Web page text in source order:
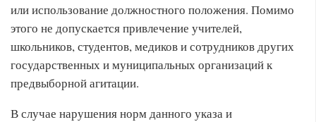
или использование должностного положения. Помимо
этого не допускается привлечение учителей,
школьников, студентов, медиков и сотрудников других
государственных и муниципальных организаций к
предвыборной агитации.
В случае нарушения норм данного указа и